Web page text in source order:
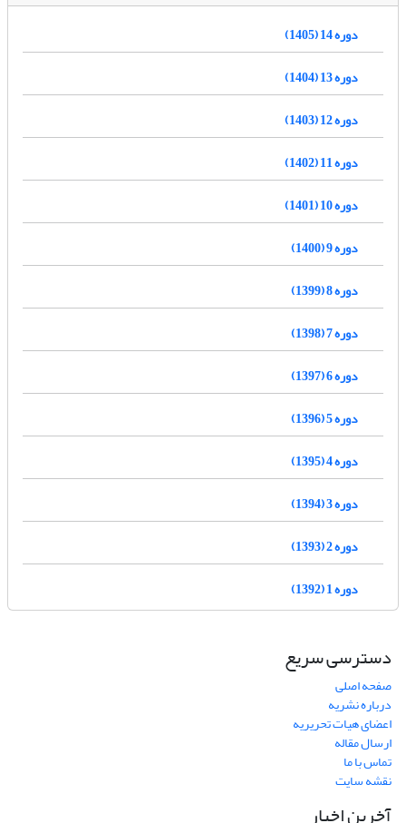
دوره 14 (1405)
دوره 13 (1404)
دوره 12 (1403)
دوره 11 (1402)
دوره 10 (1401)
دوره 9 (1400)
دوره 8 (1399)
دوره 7 (1398)
دوره 6 (1397)
دوره 5 (1396)
دوره 4 (1395)
دوره 3 (1394)
دوره 2 (1393)
دوره 1 (1392)
دسترسی سریع
صفحه اصلی
درباره نشریه
اعضای هیات تحریریه
ارسال مقاله
تماس با ما
نقشه سایت
آخرین اخبار